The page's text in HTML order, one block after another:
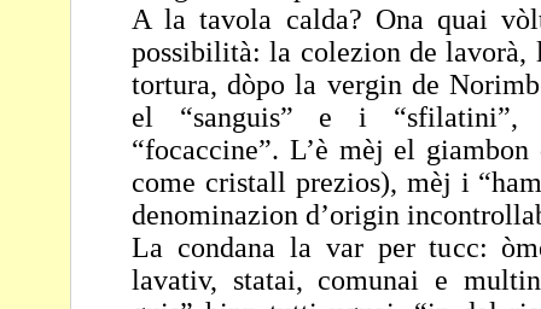
A la tavola calda? Ona quai
possibilità: la colezion delavorà,
tortura, dòpo la vergin de
el “sanguis” e i “sfilatini”,
“focaccine”. L’è mèj el
come cristall prezios), mèj i
denominazion d’origin
La condana la var per tucc:
lavativ, statai, comunai e